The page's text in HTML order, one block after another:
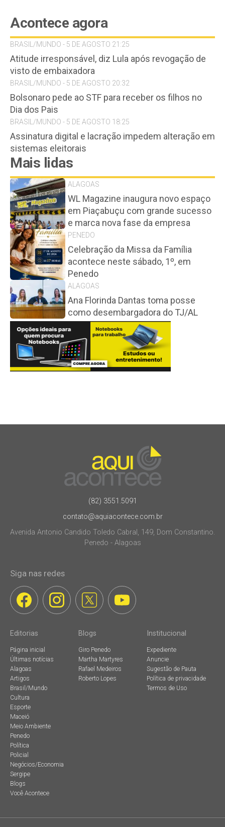
Acontece agora
BRASIL/MUNDO - 5 DE AGOSTO 21:25
Atitude irresponsável, diz Lula após revogação de
visto de embaixadora
BRASIL/MUNDO - 5 DE AGOSTO 20:32
Bolsonaro pede ao STF para receber os filhos no
Dia dos Pais
BRASIL/MUNDO - 5 DE AGOSTO 18:25
Assinatura digital e lacração impedem alteração em
sistemas eleitorais
Mais lidas
ALAGOAS
WL Magazine inaugura novo espaço
em Piaçabuçu com grande sucesso
e marca nova fase da empresa
PENEDO
Celebração da Missa da Família
acontece neste sábado, 1º, em
Penedo
ALAGOAS
Ana Florinda Dantas toma posse
como desembargadora do TJ/AL
(82) 3551.5091
contato@aquiacontece.com.br
Avenida Antonio Candido Toledo Cabral, 149, Dom Constantino.
Penedo - Alagoas
Siga nas redes
Editorias
Página inicial
Últimas notícias
Alagoas
Artigos
Brasil/Mundo
Cultura
Esporte
Maceió
Meio Ambiente
Penedo
Política
Policial
Negócios/Economia
Sergipe
Blogs
Você Acontece
Blogs
Giro Penedo
Martha Martyres
Rafael Medeiros
Roberto Lopes
Institucional
Expediente
Anuncie
Sugestão de Pauta
Política de privacidade
Termos de Uso